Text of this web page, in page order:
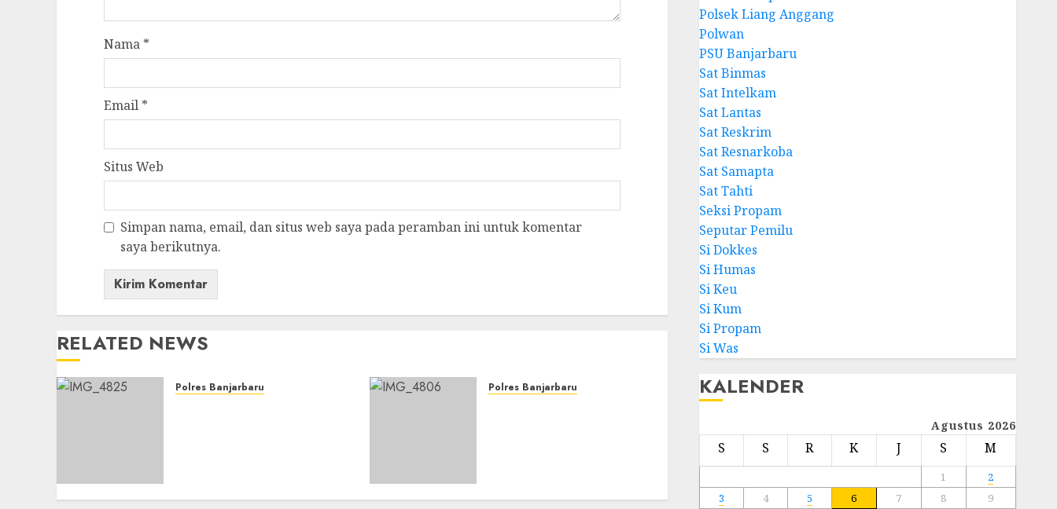
Nama *
Email *
Situs Web
Simpan nama, email, dan situs web saya pada peramban ini untuk komentar
saya berikutnya.
RELATED NEWS
Polres Banjarbaru Polres Banjarbaru
Polsek Liang Anggang
Polwan
PSU Banjarbaru
Sat Binmas
Sat Intelkam
Sat Lantas
Sat Reskrim
Sat Resnarkoba
Sat Samapta
Sat Tahti
Seksi Propam
Seputar Pemilu
Si Dokkes
Si Humas
Si Keu
Si Kum
Si Propam
Si Was
KALENDER
Agustus 2026
S S R K J S M
1
2
3
4 5 6 7 8 9